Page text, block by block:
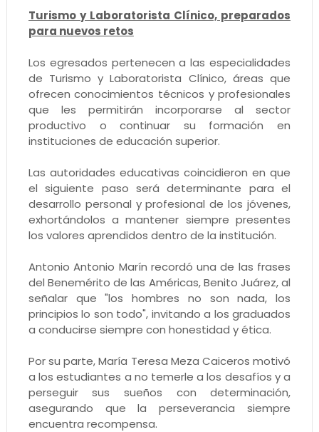
Turismo y Laboratorista Clínico, preparados
para nuevos retos
Los egresados pertenecen a las especialidades
de Turismo y Laboratorista Clínico, áreas que
ofrecen conocimientos técnicos y profesionales
que les permitirán incorporarse al sector
productivo o continuar su formación en
instituciones de educación superior.
Las autoridades educativas coincidieron en que
el siguiente paso será determinante para el
desarrollo personal y profesional de los jóvenes,
exhortándolos a mantener siempre presentes
los valores aprendidos dentro de la institución.
Antonio Antonio Marín recordó una de las frases
del Benemérito de las Américas, Benito Juárez, al
señalar que "los hombres no son nada, los
principios lo son todo", invitando a los graduados
a conducirse siempre con honestidad y ética.
Por su parte, María Teresa Meza Caiceros motivó
a los estudiantes a no temerle a los desafíos y a
perseguir sus sueños con determinación,
asegurando que la perseverancia siempre
encuentra recompensa.